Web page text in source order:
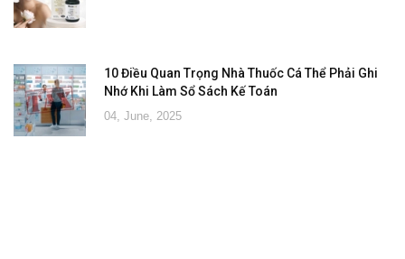
10 Điều Quan Trọng Nhà Thuốc Cá Thể Phải Ghi
Nhớ Khi Làm Sổ Sách Kế Toán
04, June, 2025